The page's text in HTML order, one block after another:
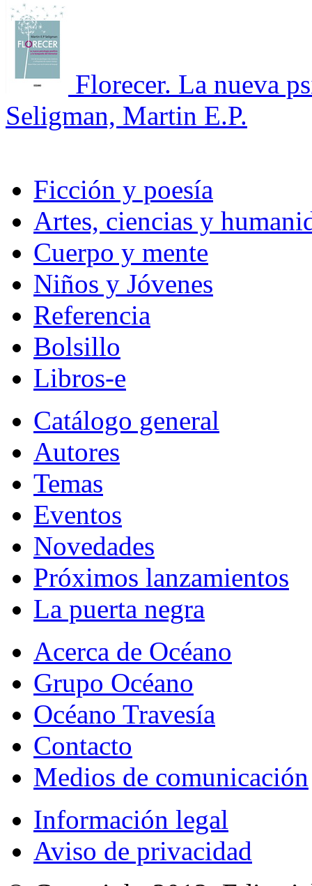
Florecer. La nueva
Seligman, Martin E.P.
Ficción y poesía
Artes, ciencias y
Cuerpo y mente
Niños y Jóvenes
Referencia
Bolsillo
Libros-e
Catálogo general
Autores
Temas
Eventos
Novedades
Próximos lanzamientos
La puerta negra
Acerca de Océano
Grupo Océano
Océano Travesía
Contacto
Medios de comunicación
Información legal
Aviso de privacidad